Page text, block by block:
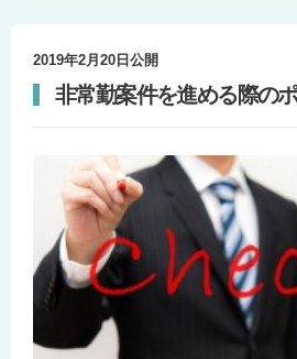
2019年2月20日 公開
非常勤案件を進める際の